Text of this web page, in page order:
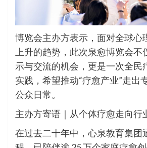
博览会主办方表示，面对全球心
上升的趋势，此次泉愈博览会不
示与交流的机会，更是一次全民
实践，希望推动“疗愈产业”走出
公众日常。
主办方寄语｜从个体疗愈走向行
在过去二十年中，心泉教育集团